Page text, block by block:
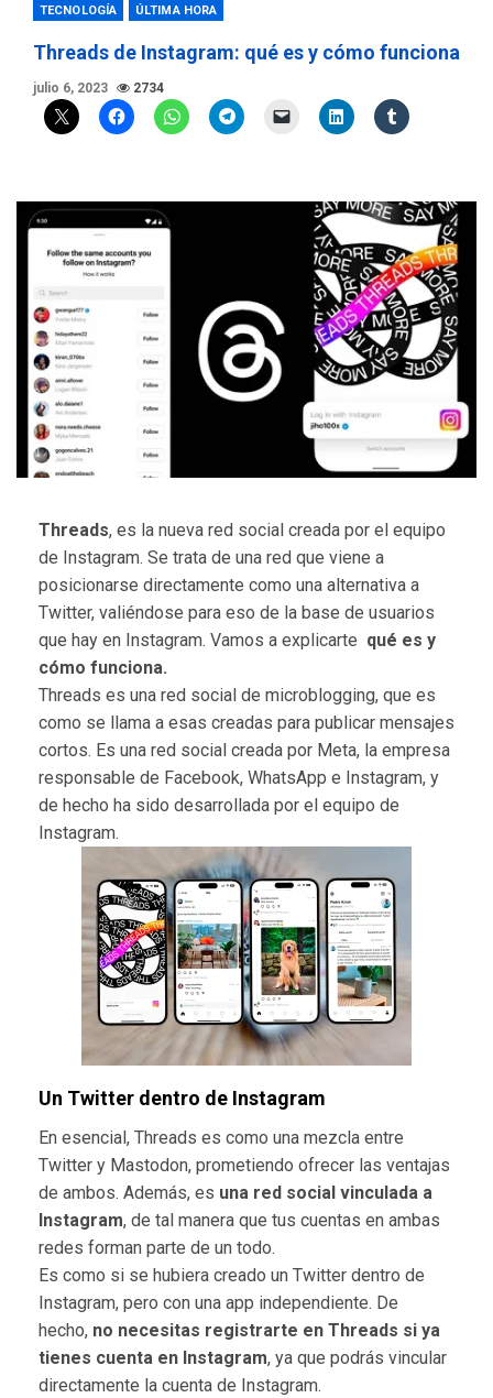
TECNOLOGÍA ÚLTIMA HORA
Threads de Instagram: qué es y cómo funciona
julio 6, 2023 2734
Threads, es la nueva red social creada por el equipo
de Instagram. Se trata de una red que viene a
posicionarse directamente como una alternativa a
Twitter, valiéndose para eso de la base de usuarios
que hay en Instagram. Vamos a explicarte qué es y
cómo funciona.
Threads es una red social de microblogging, que es
como se llama a esas creadas para publicar mensajes
cortos. Es una red social creada por Meta, la empresa
responsable de Facebook, WhatsApp e Instagram, y
de hecho ha sido desarrollada por el equipo de
Instagram.
Un Twitter dentro de Instagram
En esencial, Threads es como una mezcla entre
Twitter y Mastodon, prometiendo ofrecer las ventajas
de ambos. Además, es una red social vinculada a
Instagram, de tal manera que tus cuentas en ambas
redes forman parte de un todo.
Es como si se hubiera creado un Twitter dentro de
Instagram, pero con una app independiente. De
hecho, no necesitas registrarte en Threads si ya
tienes cuenta en Instagram, ya que podrás vincular
directamente la cuenta de Instagram.